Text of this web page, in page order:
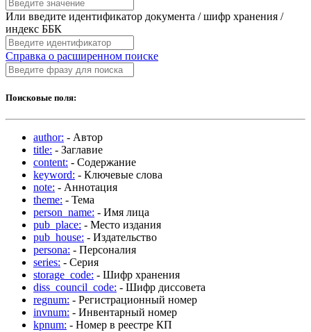
Или введите идентификатор документа / шифр хранения /
индекс ББК
Справка о расширенном поиске
Поисковые поля:
author: - Автор
title: - Заглавие
content: - Содержание
keyword: - Ключевые слова
note: - Аннотация
theme: - Тема
person_name: - Имя лица
pub_place: - Место издания
pub_house: - Издательство
persona: - Персоналия
series: - Серия
storage_code: - Шифр хранения
diss_council_code: - Шифр диссовета
regnum: - Регистрационный номер
invnum: - Инвентарный номер
kpnum: - Номер в реестре КП